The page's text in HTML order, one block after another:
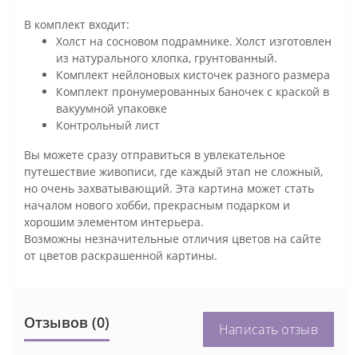
В комплект входит:
Холст на сосновом подрамнике. Холст изготовлен
из натурального хлопка, грунтованный.
Комплект нейлоновых кисточек разного размера
Комплект пронумерованных баночек с краской в
вакуумной упаковке
Контрольный лист
Вы можете сразу отправиться в увлекательное
путешествие живописи, где каждый этап не сложный,
но очень захватывающий. Эта картина может стать
началом нового хобби, прекрасным подарком и
хорошим элементом интерьера.
Возможны незначительные отличия цветов на сайте
от цветов раскрашенной картины.
Отзывов (0) Написать отзыв